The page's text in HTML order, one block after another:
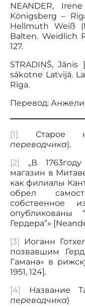
NEANDER,
Königsberg –
Hellmuth Weiß
Balten. Weidlich
127.
STRADIŅŠ,
sākotne Latvijā.
Rīga.
Перевод:
[1] Старое
переводчика).
[2] „В
магазин в
как филиалы
обрел
собственное
Гердера”»
[3] Иоганн
позвавшим
Гамана» в
1951, 124].
[4] Название
переводчика)